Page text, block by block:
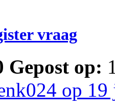
vraag
Gepost op:
op